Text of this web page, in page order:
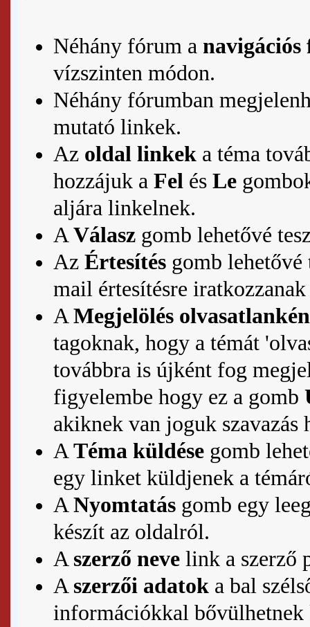
Néhány fórum a navigációs
vízszinten módon.
Néhány fórumban
mutató linkek.
Az oldal linkeka téma
hozzájuk a Felés Le
aljára linkelnek.
AVálaszgomb lehetővé
Az Értesítésgomb lehetővé
mail értesítésre
AMegjelölés
tagoknak, hogy a témát
továbbra is újként fog
figyelembe hogy ez a gomb
akiknek van joguk szavazás
ATéma küldésegomb
egy linket küldjenek a
ANyomtatásgomb egy
készít az oldalról.
A szerző nevelink a szerző
A szerzői adatoka bal
információkkal